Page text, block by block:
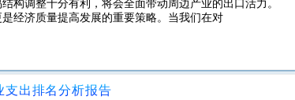
构调整十分有利，将会全面带动周边产业的出口活力。
经济质量提高发展的重要策略。当我们在对
支出排名分析报告